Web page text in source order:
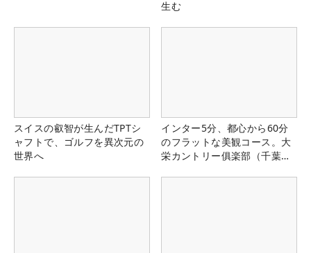
生む
スイスの叡智が生んだTPTシ
ャフトで、ゴルフを異次元の
世界へ
インター5分、都心から60分
のフラットな美観コース。大
栄カントリー俱楽部（千葉